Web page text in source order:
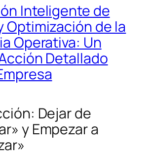
Inteligente de
Optimización de la
Operativa: Un
Detallado
Dejar de
y Empezar a